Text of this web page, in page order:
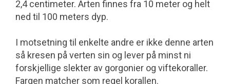
2,4 centimeter. Arten finnes fra 10 meter og helt
ned til 100 meters dyp.
I motsetning til enkelte andre er ikke denne arten
så kresen på verten sin og lever på minst ni
forskjellige slekter av gorgonier og viftekoraller.
Fargen matcher som regel korallen.